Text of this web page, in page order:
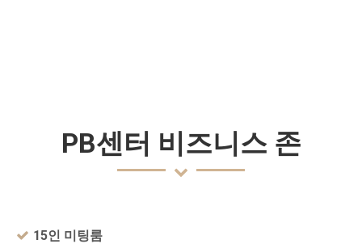
PB센터 비즈니스 존
15인 미팅룸